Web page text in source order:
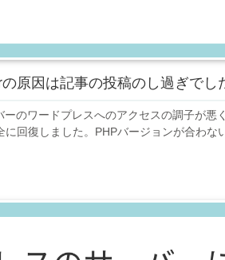
原因は記事の投稿のし過ぎでし
のワードプレスへのアクセスの調子が悪
回復しました。PHPバージョンが合わな